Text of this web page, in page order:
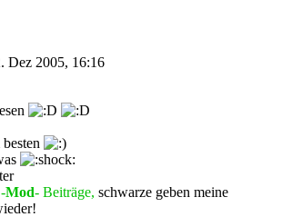
Dez 2005, 16:16
Mod- Beiträge, schwarze geben meine